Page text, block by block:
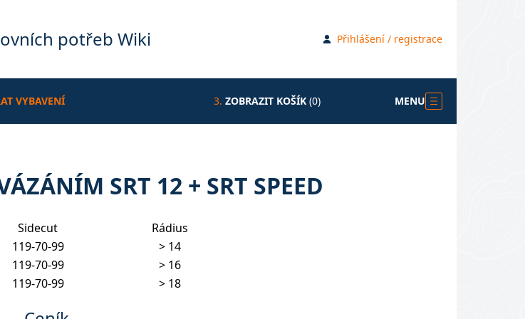
potřeb Wiki Přihlášení / registrace
VYBAVENÍ 3. ZOBRAZIT KOŠÍK (0) MENU
SRT 12 + SRT SPEED
Sidecut
Rádius
119-70-99
> 14
119-70-99
> 16
119-70-99 > 18